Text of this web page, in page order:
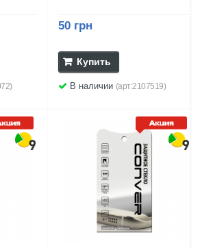
50 грн
Купить
В наличии (арт:2107519)